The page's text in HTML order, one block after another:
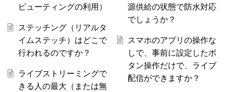
ピューティングの利用）
ステッチング（リアルタ
イムステッチ）はどこで
行われるのですか？
ライブストリーミングで
きる人の最大（または無
源供給の状態で防水対応
でしょうか？
スマホのアプリの操作な
しで、事前に設定したボ
タン操作だけで、ライブ
配信ができますか？